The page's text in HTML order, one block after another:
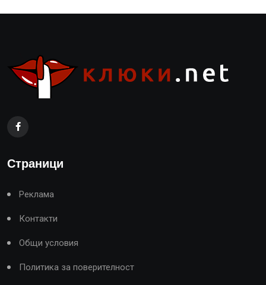
Страници
Реклама
Контакти
Общи условия
Политика за поверителност